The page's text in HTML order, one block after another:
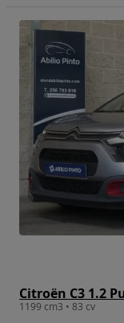
Citroën C3 1.2
1199 cm3 • 83 cv